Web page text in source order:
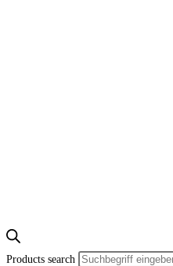
Products search